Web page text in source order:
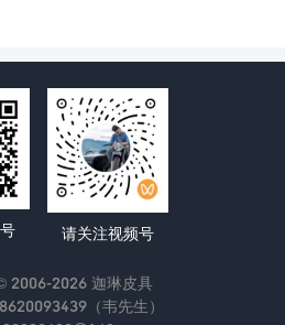
请关注视频号
2006-2026 迦琳皮具
（韦先生）